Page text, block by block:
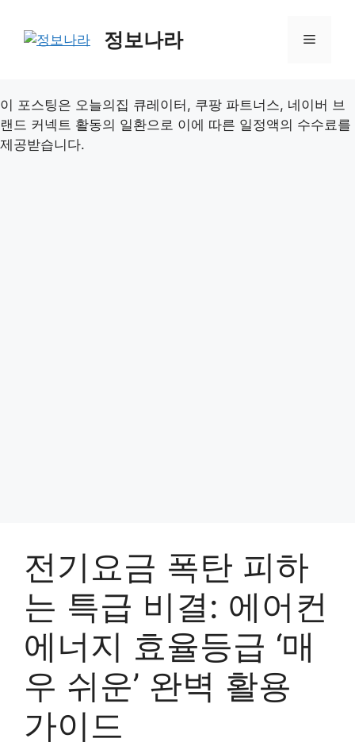
content
정보나라 Menu
이 포스팅은 오늘의집 큐레이터, 쿠팡 파트너스, 네이버 브
랜드 커넥트 활동의 일환으로 이에 따른 일정액의 수수료를
제공받습니다.
전기요금 폭탄 피하
는 특급 비결: 에어컨
에너지 효율등급 ‘매
우 쉬운’ 완벽 활용
가이드